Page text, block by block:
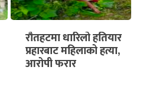
रौतहटमा धारिलो हतियार
प्रहारबाट महिलाको हत्या,
आरोपी फरार